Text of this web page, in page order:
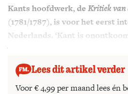
Kants hoofdwerk, de Kritiek van
(1781/1787), is voor het eerst
Nederlands. ‘Kant is
Lees dit artikel verder
Voor € 4,99 per maand lees én